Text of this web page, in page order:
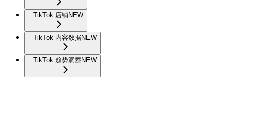
TikTok 店铺NEW
TikTok 内容数据NEW
TikTok 趋势洞察 NEW